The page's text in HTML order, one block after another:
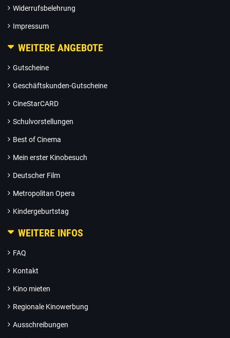
Widerrufsbelehrung
Impressum
WEITERE ANGEBOTE
Gutscheine
Geschäftskunden-Gutscheine
CineStarCARD
Schulvorstellungen
Best of Cinema
Mein erster Kinobesuch
Deutscher Film
Metropolitan Opera
Kindergeburtstag
WEITERE INFOS
FAQ
Kontakt
Kino mieten
Regionale Kinowerbung
Ausschreibungen